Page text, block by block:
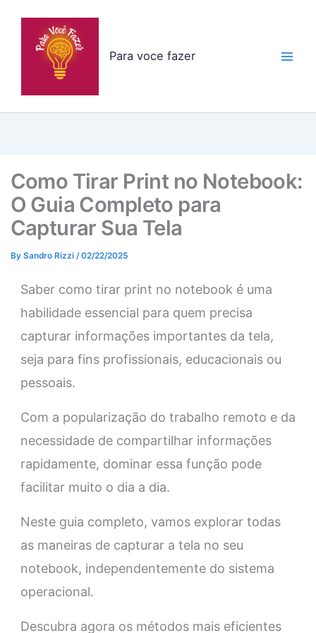
Para voce fazer
Como Tirar Print no Notebook:
O Guia Completo para
Capturar Sua Tela
By Sandro Rizzi /02/22/2025
Saber como tirar print no notebook é uma
habilidade essencial para quem precisa
capturar informações importantes da tela,
seja para fins profissionais, educacionais ou
pessoais.
Com a popularização do trabalho remoto e da
necessidade de compartilhar informações
rapidamente, dominar essa função pode
facilitar muito o dia a dia.
Neste guia completo, vamos explorar todas
as maneiras de capturar a tela no seu
notebook, independentemente do sistema
operacional.
Descubra agora os métodos mais eficientes